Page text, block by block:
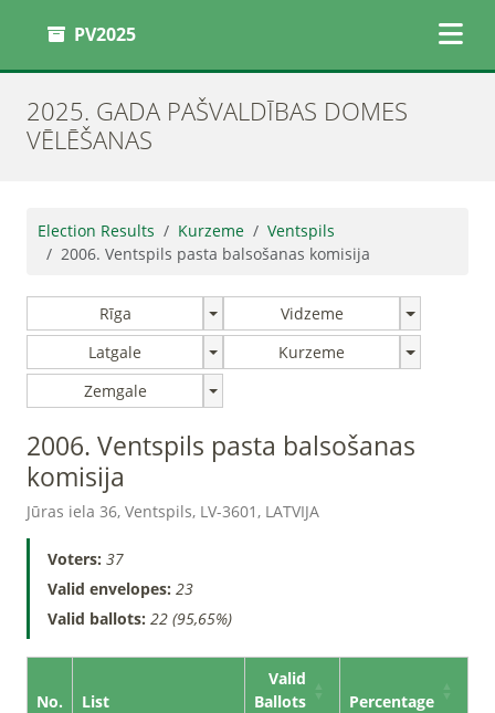
PV2025
2025. GADA PAŠVALDĪBAS DOMES
VĒLĒŠANAS
Election Results Kurzeme
Ventspils
2006. Ventspils pasta balsošanas komisija
Rīga
Vidzeme
Latgale
Kurzeme
Zemgale
2006. Ventspils pasta balsošanas
komisija
Jūras iela 36, Ventspils, LV-3601, LATVIJA
Voters: 37
Valid envelopes: 23
Valid ballots: 22 (95,65%)
No. List
Valid
Ballots
Percentage